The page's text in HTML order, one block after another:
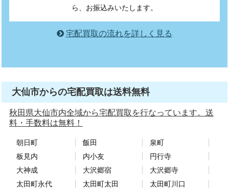
ら、お振込みいたします。
宅配買取の流れを詳しく見る
大仙市からの宅配買取は送料無料
秋田県大仙市内全域から宅配買取を行なっています。送
料・手数料は無料！
朝日町 飯田
泉町
板見内
内小友
円行寺
大神成
大沢郷宿
大沢郷寺
太田町永代
太田町太田
太田町川口